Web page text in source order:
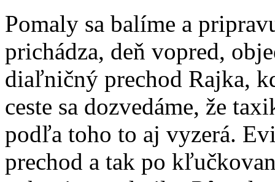
Pomaly sa balíme a
prichádza, deň vopred,
diaľničný prechod Rajka,
ceste sa dozvedáme, že
podľa toho to aj vyzerá.
prechod a tak po